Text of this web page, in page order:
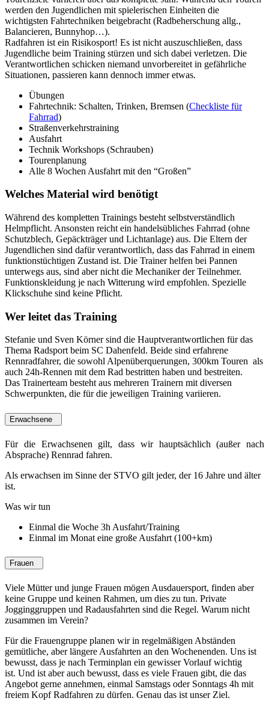
werden den Jugendlichen mit spielerischen Einheiten die
wichtigsten Fahrtechniken beigebracht (Radbeherschung allg.,
Balancieren, Bunnyhop…).
Radfahren ist ein Risikosport! Es ist nicht auszuschließen, dass
Jugendliche beim Training stürzen und sich dabei verletzen. Die
Verantwortlichen schicken niemand unvorbereitet in gefährliche
Situationen, passieren kann dennoch immer etwas.
Übungen
Fahrtechnik: Schalten, Trinken, Bremsen (Checkliste für
Fahrrad)
Straßenverkehrstraining
Ausfahrt
Technik Workshops (Schrauben)
Tourenplanung
Alle 8 Wochen Ausfahrt mit den “Großen”
Welches Material wird benötigt
Während des kompletten Trainings besteht selbstverständlich
Helmpflicht. Ansonsten reicht ein handelsübliches Fahrrad (ohne
Schutzblech, Gepäckträger und Lichtanlage) aus. Die Eltern der
Jugendlichen sind dafür verantwortlich, dass das Fahrrad in einem
funktionstüchtigen Zustand ist. Die Trainer helfen bei Pannen
unterwegs aus, sind aber nicht die Mechaniker der Teilnehmer.
Funktionskleidung je nach Witterung wird empfohlen. Spezielle
Klickschuhe sind keine Pflicht.
Wer leitet das Training
Stefanie und Sven Körner sind die Hauptverantwortlichen für das
Thema Radsport beim SC Dahenfeld. Beide sind erfahrene
Rennradfahrer, die sowohl Alpenüberquerungen, 300km Touren als
auch 24h-Rennen mit dem Rad bestritten haben und bestreiten.
Das Trainerteam besteht aus mehreren Trainern mit diversen
Schwerpunkten, die für die jeweiligen Training variieren.
Erwachsene
Für die Erwachsenen gilt, dass wir hauptsächlich (außer nach
Absprache) Rennrad fahren.
Als erwachsen im Sinne der STVO gilt jeder, der 16 Jahre und älter
ist.
Was wir tun
Einmal die Woche 3h Ausfahrt/Training
Einmal im Monat eine große Ausfahrt (100+km)
Frauen
Viele Mütter und junge Frauen mögen Ausdauersport, finden aber
keine Gruppe und keinen Rahmen, um dies zu tun. Private
Jogginggruppen und Radausfahrten sind die Regel. Warum nicht
zusammen im Verein?
Für die Frauengruppe planen wir in regelmäßigen Abständen
gemütliche, aber längere Ausfahrten an den Wochenenden. Uns ist
bewusst, dass je nach Terminplan ein gewisser Vorlauf wichtig
ist. Und ist aber auch bewusst, dass es viele Frauen gibt, die das
Angebot gerne annehmen, einmal Samstags oder Sonntags 4h mit
freiem Kopf Radfahren zu dürfen. Genau das ist unser Ziel.